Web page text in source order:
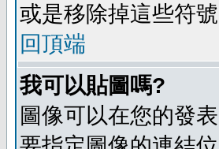
或是移除掉這些符號
回頂端
我可以貼圖嗎?
圖像可以在您的發